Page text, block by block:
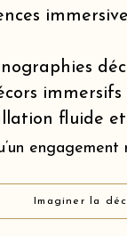
fluide
Imaginer la